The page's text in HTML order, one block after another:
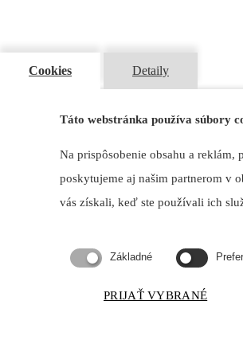
Cookies Detaily
Táto webstránka používa súbory
Na prispôsobenie obsahu a
poskytujeme aj našim partnerom v
vás získali, keď ste používali ich
Základné
PRIJAŤ VYBRANÉ